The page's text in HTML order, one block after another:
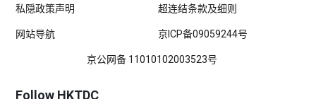
私隠政策声明 超连结条款及细则
网站导航 京ICP备09059244号
京公网备 11010102003523号
Follow HKTDC